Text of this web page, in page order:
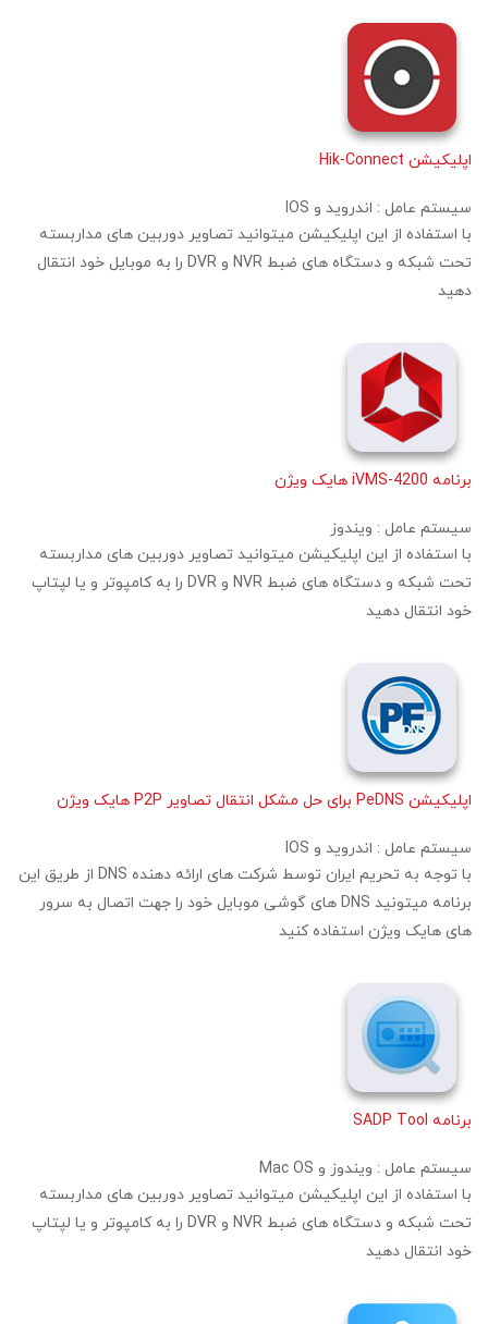
اپلیکیشن Hik-Connect
سیستم عامل : اندروید و IOS
با استفاده از این اپلیکیشن میتوانید تصاویر دوربین های مداربسته
تحت شبکه و دستگاه های ضبط NVR و DVR را به موبایل خود انتقال
دهید
برنامه iVMS-4200 هایک ویژن
سیستم عامل : ویندوز
با استفاده از این اپلیکیشن میتوانید تصاویر دوربین های مداربسته
تحت شبکه و دستگاه های ضبط NVR و DVR را به کامپوتر و یا لپتاپ
خود انتقال دهید
اپلیکیشن PeDNS برای حل مشکل انتقال تصاویر P2P هایک ویژن
سیستم عامل : اندروید و IOS
با توجه به تحریم ایران توسط شرکت های ارائه دهنده DNS از طریق این
برنامه میتونید DNS های گوشی موبایل خود را جهت اتصال به سرور
های هایک ویژن استفاده کنید
برنامه SADP Tool
سیستم عامل : ویندوز و Mac OS
با استفاده از این اپلیکیشن میتوانید تصاویر دوربین های مداربسته
تحت شبکه و دستگاه های ضبط NVR و DVR را به کامپوتر و یا لپتاپ
خود انتقال دهید